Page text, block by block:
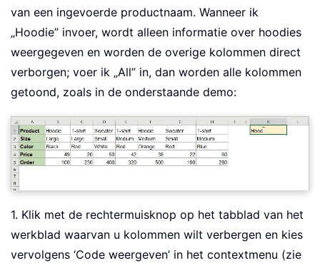
van een ingevoerde productnaam. Wanneer ik
„Hoodie” invoer, wordt alleen informatie over hoodies
weergegeven en worden de overige kolommen direct
verborgen; voer ik „All” in, dan worden alle kolommen
getoond, zoals in de onderstaande demo:
1. Klik met de rechtermuisknop op het tabblad van het
werkblad waarvan u kolommen wilt verbergen en kies
vervolgens ‘Code weergeven’ in het contextmenu (zie